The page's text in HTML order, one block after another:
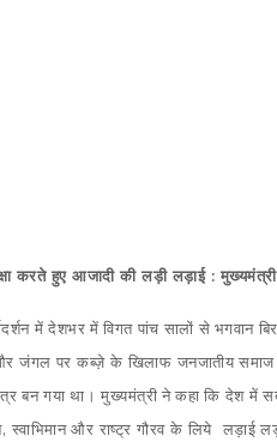
करते हुए आजादी की लड़ी लड़ाई :
में देशभर में विगत पांच सालों से भगवान
जंगल पर कब्ज़े के खिलाफ जनजातीय समाज
बन गया था। मुख्यमंत्री ने कहा कि देश में
स्‍वाभिमान और राष्‍ट्र गौरव के लिये लड़ाई